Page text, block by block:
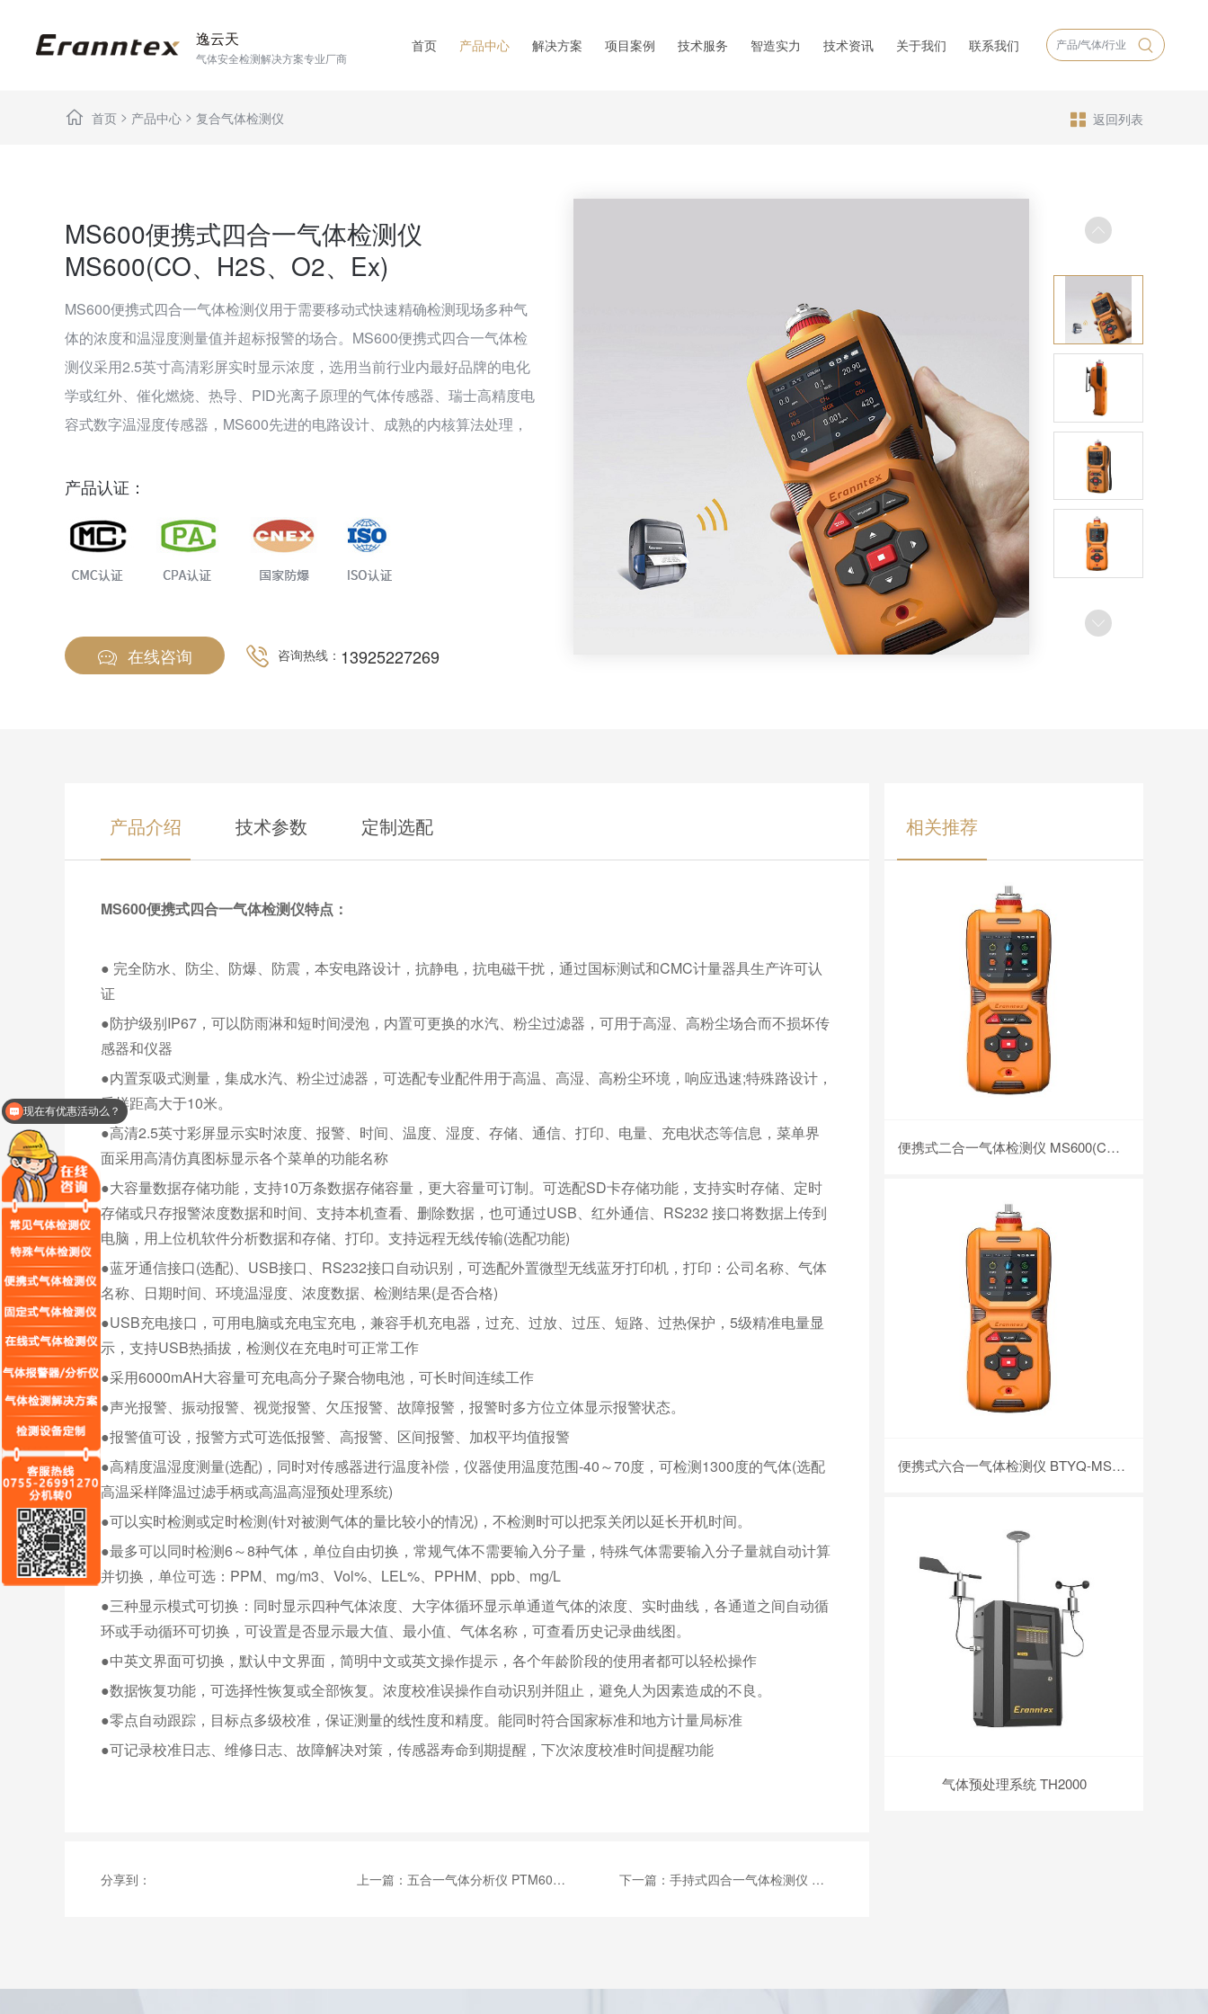
逸云天
气体安全检测解决方案专业厂商
首页 产品中心 解决方案 项目案例 技术服务 智造实力 技术资讯 关于我们 联系我们
首页 > 产品中心 > 复合气体检测仪 返回列表
MS600便携式四合一气体检测仪
MS600(CO、H2S、O2、Ex)
MS600便携式四合一气体检测仪用于需要移动式快速精确检测现场多种气
体的浓度和温湿度测量值并超标报警的场合。MS600便携式四合一气体检
测仪采用2.5英寸高清彩屏实时显示浓度，选用当前行业内最好品牌的电化
学或红外、催化燃烧、热导、PID光离子原理的气体传感器、瑞士高精度电
容式数字温湿度传感器，MS600先进的电路设计、成熟的内核算法处理，
间、大气环境中的气体浓度也可以检测气体泄漏，检测气体种类超过500多
产品认证：
在线咨询 咨询热线： 13925227269
产品介绍 技术参数 定制选配
MS600便携式四合一气体检测仪特点：
● 完全防水、防尘、防爆、防震，本安电路设计，抗静电，抗电磁干扰，通过国标测试和CMC计量器具生产许可认
证
●防护级别IP67，可以防雨淋和短时间浸泡，内置可更换的水汽、粉尘过滤器，可用于高湿、高粉尘场合而不损坏传
感器和仪器
●内置泵吸式测量，集成水汽、粉尘过滤器，可选配专业配件用于高温、高湿、高粉尘环境，响应迅速;特殊路设计，
采样距高大于10米。
●高清2.5英寸彩屏显示实时浓度、报警、时间、温度、湿度、存储、通信、打印、电量、充电状态等信息，菜单界
面采用高清仿真图标显示各个菜单的功能名称
●大容量数据存储功能，支持10万条数据存储容量，更大容量可订制。可选配SD卡存储功能，支持实时存储、定时
存储或只存报警浓度数据和时间、支持本机查看、删除数据，也可通过USB、红外通信、RS232 接口将数据上传到
电脑，用上位机软件分析数据和存储、打印。支持远程无线传输(选配功能)
●蓝牙通信接口(选配)、USB接口、RS232接口自动识别，可选配外置微型无线蓝牙打印机，打印：公司名称、气体
名称、日期时间、环境温湿度、浓度数据、检测结果(是否合格)
●USB充电接口，可用电脑或充电宝充电，兼容手机充电器，过充、过放、过压、短路、过热保护，5级精准电量显
示，支持USB热插拔，检测仪在充电时可正常工作
●采用6000mAH大容量可充电高分子聚合物电池，可长时间连续工作
●声光报警、振动报警、视觉报警、欠压报警、故障报警，报警时多方位立体显示报警状态。
●报警值可设，报警方式可选低报警、高报警、区间报警、加权平均值报警
●高精度温湿度测量(选配)，同时对传感器进行温度补偿，仪器使用温度范围-40～70度，可检测1300度的气体(选配
高温采样降温过滤手柄或高温高湿预处理系统)
●可以实时检测或定时检测(针对被测气体的量比较小的情况)，不检测时可以把泵关闭以延长开机时间。
●最多可以同时检测6～8种气体，单位自由切换，常规气体不需要输入分子量，特殊气体需要输入分子量就自动计算
并切换，单位可选：PPM、mg/m3、Vol%、LEL%、PPHM、ppb、mg/L
●三种显示模式可切换：同时显示四种气体浓度、大字体循环显示单通道气体的浓度、实时曲线，各通道之间自动循
环或手动循环可切换，可设置是否显示最大值、最小值、气体名称，可查看历史记录曲线图。
●中英文界面可切换，默认中文界面，简明中文或英文操作提示，各个年龄阶段的使用者都可以轻松操作
●数据恢复功能，可选择性恢复或全部恢复。浓度校准误操作自动识别并阻止，避免人为因素造成的不良。
●零点自动跟踪，目标点多级校准，保证测量的线性度和精度。能同时符合国家标准和地方计量局标准
●可记录校准日志、维修日志、故障解决对策，传感器寿命到期提醒，下次浓度校准时间提醒功能
分享到： 上一篇： 五合一气体分析仪 PTM600(CO、H2S、O2、Ex、CO2) 下一篇： 手持式四合一气体检测仪 MS500(CO、H2S、O2、Ex)
相关推荐
便携式二合一气体检测仪 MS600(CO、H2S)
便携式六合一气体检测仪 BTYQ-MS600(CO、H2S、O2、Ex、CO2、NOX)
气体预处理系统 TH2000
可以介绍下你们的产品么？
现在有优惠活动么？